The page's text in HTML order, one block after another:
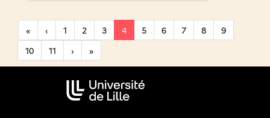
« ‹ 1 2 3 4 5 6 7 8
9
10
11 › »